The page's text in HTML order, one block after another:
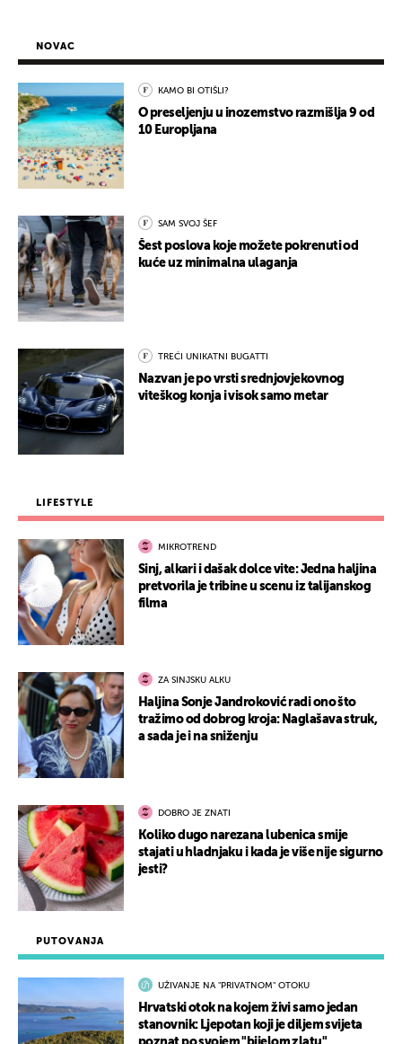
PUTOVANJA
UŽIVANJE NA "PRIVATNOM" OTOKU
Hrvatski otok na kojem živi samo jedan
stanovnik: Ljepotan koji je diljem svijeta
NOVAC
KAMO BI OTIŠLI?
O preseljenju u inozemstvo razmišlja 9 od
10 Europljana
SAM SVOJ ŠEF
Šest poslova koje možete pokrenuti od
kuće uz minimalna ulaganja
TREĆI UNIKATNI BUGATTI
Nazvan je po vrsti srednjovjekovnog
viteškog konja i visok samo metar
LIFESTYLE
MIKROTREND
Sinj, alkari i dašak dolce vite: Jedna haljina
pretvorila je tribine u scenu iz talijanskog
filma
ZA SINJSKU ALKU
Haljina Sonje Jandroković radi ono što
tražimo od dobrog kroja: Naglašava struk,
a sada je i na sniženju
DOBRO JE ZNATI
Koliko dugo narezana lubenica smije
stajati u hladnjaku i kada je više nije sigurno
jesti?